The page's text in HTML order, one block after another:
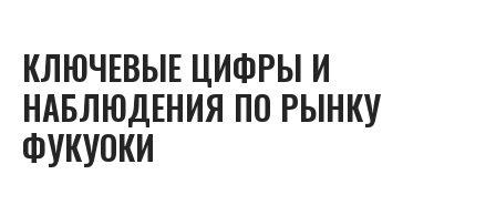
КЛЮЧЕВЫЕ ЦИФРЫ И
НАБЛЮДЕНИЯ ПО РЫНКУ
ФУКУОКИ